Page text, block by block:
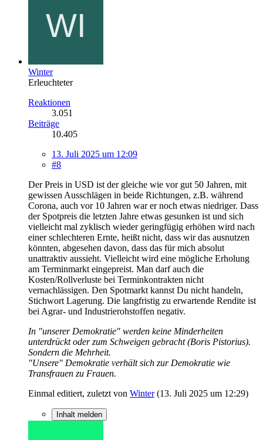
Winter
Erleuchteter
Reaktionen
3.051
Beiträge
10.405
13. Juli 2025 um 12:09
#8
Der Preis in USD ist der gleiche wie vor gut 50 Jahren, mit
gewissen Ausschlägen in beide Richtungen, z.B. während
Corona, auch vor 10 Jahren war er noch etwas niedriger. Dass
der Spotpreis die letzten Jahre etwas gesunken ist und sich
vielleicht mal zyklisch wieder geringfügig erhöhen wird nach
einer schlechteren Ernte, heißt nicht, dass wir das ausnutzen
könnten, abgesehen davon, dass das für mich absolut
unattraktiv aussieht. Vielleicht wird eine mögliche Erholung
am Terminmarkt eingepreist. Man darf auch die
Kosten/Rollverluste bei Terminkontrakten nicht
vernachlässigen. Den Spotmarkt kannst Du nicht handeln,
Stichwort Lagerung. Die langfristig zu erwartende Rendite ist
bei Agrar- und Industrierohstoffen negativ.
In "unserer Demokratie" werden keine Minderheiten
unterdrückt oder zum Schweigen gebracht (Boris Pistorius).
Sondern die Mehrheit.
"Unsere" Demokratie verhält sich zur Demokratie wie
Transfrauen zu Frauen.
Einmal editiert, zuletzt von Winter(13. Juli 2025 um 12:29)
Inhalt melden